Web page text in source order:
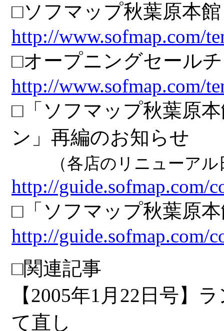
□ソフマップ秋葉原本
http://www.sofmap.com/
□オープニングセール
http://www.sofmap.com/
□「ソフマップ秋葉原
ン」再編のお知らせ
（各店のリニューア
http://guide.sofmap.com/
□「ソフマップ秋葉原
http://guide.sofmap.com/
□関連記事
【2005年1月22日号】
て直し